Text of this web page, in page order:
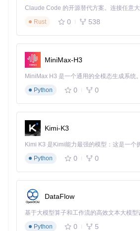
ACPI补丁配置
ACPI补丁就像"硬件翻译器"，让macOS
件：
添加SSDT-PLUG.aml启用CPU电源
设备属性是硬件的"身份证"，告诉
卡为例，正确的属性设置能解决显存识
SMBIOS信息配置
SMBIOS信息让macOS认为你的PC是一
错误的配置可能导致系统不稳定：
Rust
0 538
MiniMax-H3
Python
0 0
Kimi-K3
Python
0 0
DataFlow
基于大模型算子和工作流的高效文本大模型
Python
0 5